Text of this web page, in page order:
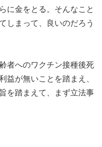
に金をとる。そんなこと
しまって、良いのだろう
者へのワクチン接種後死
益が無いことを踏まえ、
を踏まえて、まず立法事